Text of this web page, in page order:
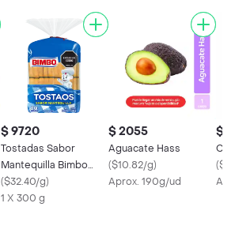
$ 9720
Tostadas Sabor
Mantequilla Bimbo
300 g
($32.40/g)
1 X 300 g
$ 2055
Aguacate Hass
($10.82/g)
Aprox. 190g/ud
$
(